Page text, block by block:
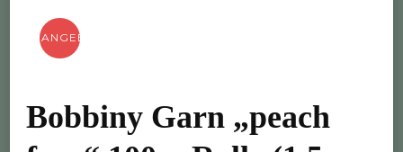
ANGEBOT!
Bobbiny Garn „peach